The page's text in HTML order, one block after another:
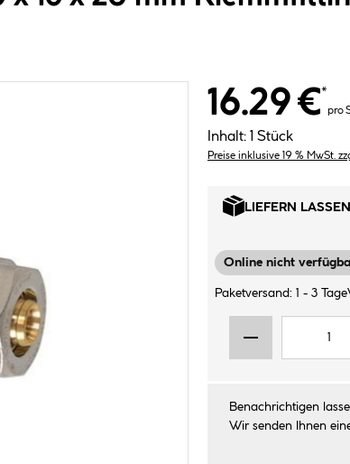
16.29 €*
pro
Inhalt: 1 Stück
Preise inklusive 19 % MwSt.
LIEFERN LASSEN
Online nicht
Paketversand: 1 - 3 Tage
Benachrichtigen
Wir senden Ihnen